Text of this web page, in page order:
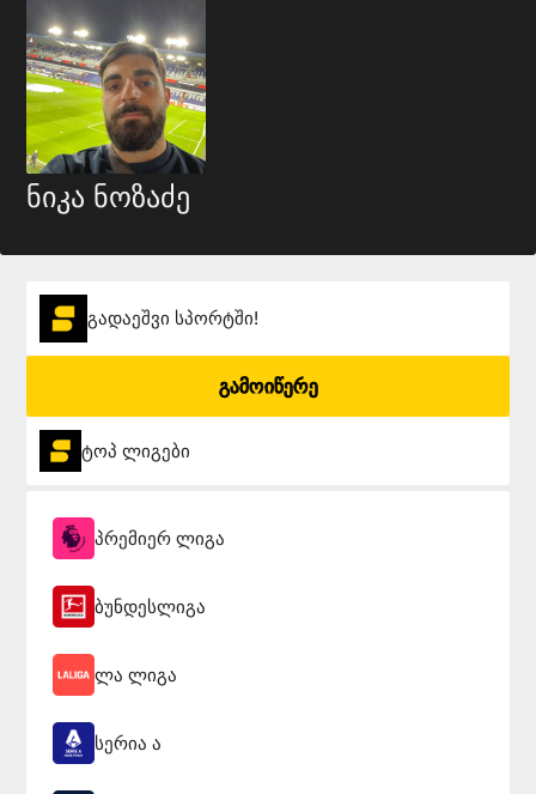
ნიკა ნოზაძე
გადაეშვი სპორტში!
გამოიწერე
ტოპ ლიგები
პრემიერ ლიგა
ბუნდესლიგა
ლა ლიგა
სერია ა